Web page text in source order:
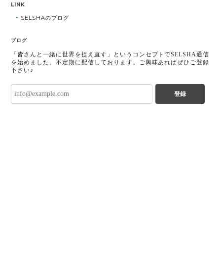
LINK
SELSHAのブログ
ブログ
「皆さんと一緒に世界を捉え直す」というコンセプトでSELSHA通信
を始めました。不定期に配信しております。ご興味あればぜひご登録
下さい♪
登録